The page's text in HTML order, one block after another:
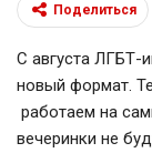
Поделиться
С августа ЛГБТ-
новый формат.
работаем на
вечеринки не